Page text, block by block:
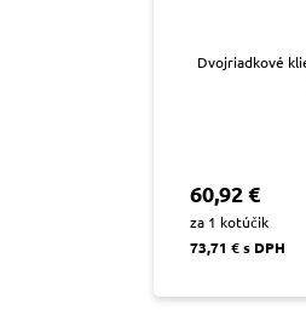
Dvojriadkové
60,92 €
za 1 kotúčik
73,71 € s DPH